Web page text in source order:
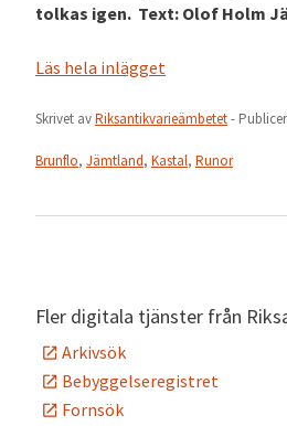
tolkas igen. Text: Olof Holm
Läs hela inlägget
Skrivet avRiksantikvarieämbetet-
Brunflo, Jämtland, Kastal, Runor
Fler digitala tjänster från
Arkivsök
Bebyggelseregistret
Fornsök